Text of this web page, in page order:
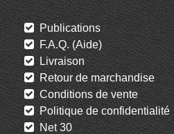
Publications
F.A.Q. (Aide)
Livraison
Retour de marchandise
Conditions de vente
Politique de confidentialité
Net 30